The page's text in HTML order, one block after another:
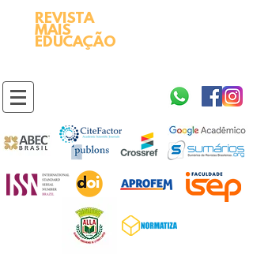
REVISTA
MAIS
EDUCAÇÃO